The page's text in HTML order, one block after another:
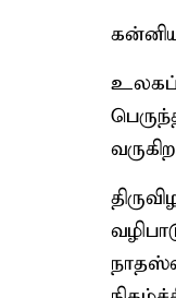
உலகப்